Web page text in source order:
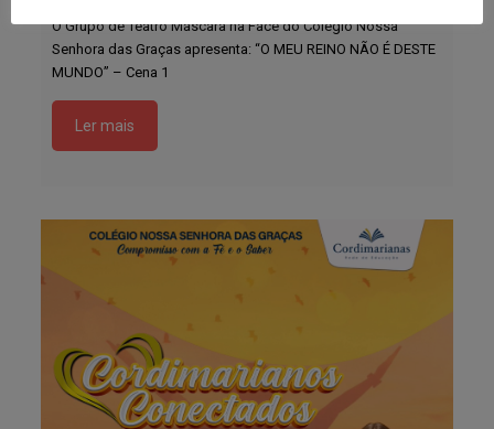
O Grupo de Teatro Máscara na Face do Colégio Nossa
Senhora das Graças apresenta: “O MEU REINO NÃO É DESTE
MUNDO” – Cena 1
Ler mais